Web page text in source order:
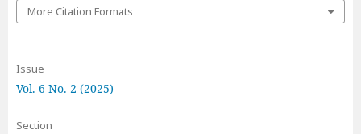
More Citation Formats
Issue
Vol. 6 No. 2 (2025)
Section